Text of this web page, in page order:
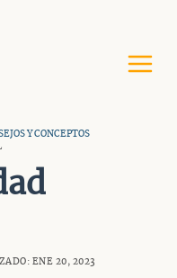
Y CONCEPTOS
ENE 20, 2023